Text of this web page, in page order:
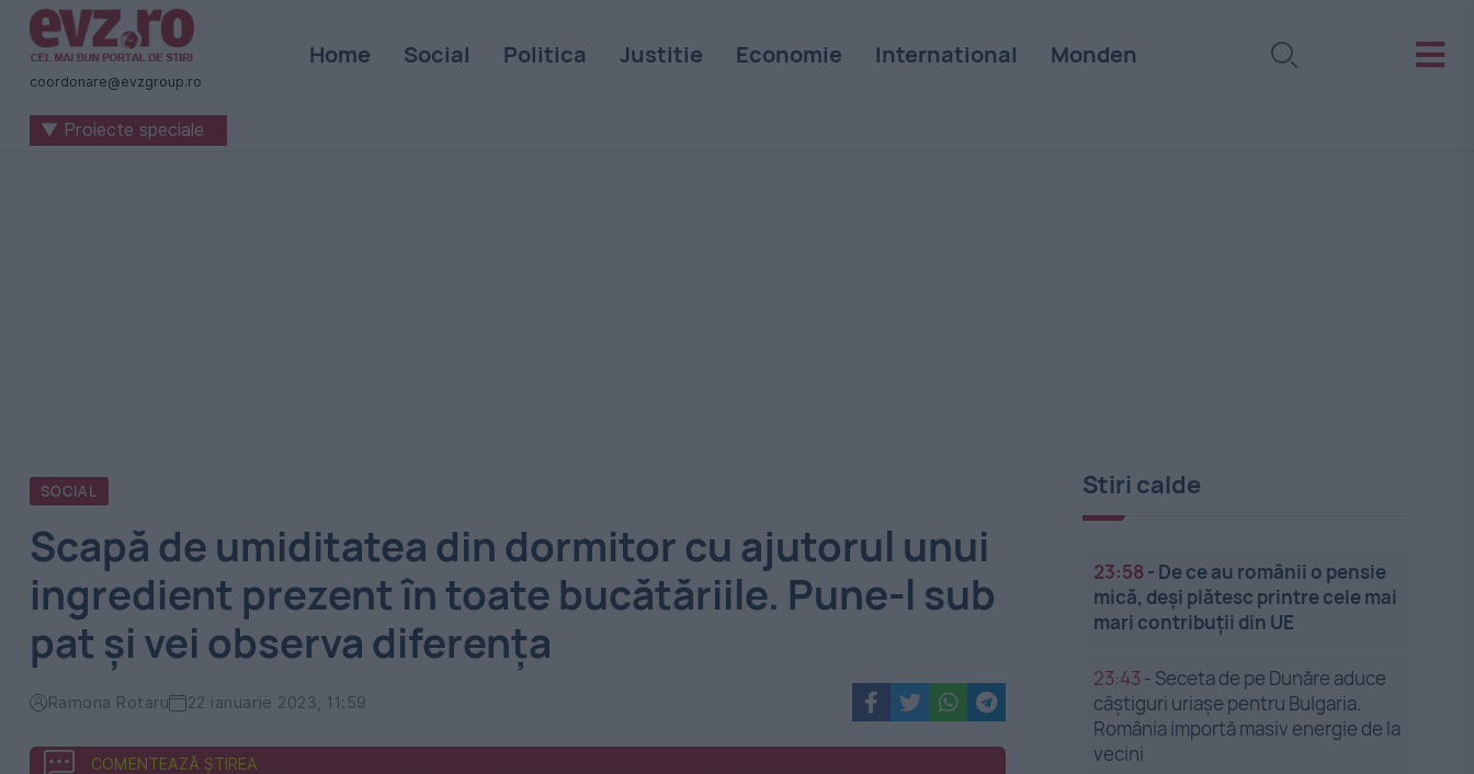
Știri
naționale
internaționale
coordonare@evzgroup.ro
Home Social Politica Justitie Economie International Monden
▼ Proiecte speciale
SOCIAL
Scapă de umiditatea din dormitor cu ajutorul unui
ingredient prezent în toate bucătăriile. Pune-l sub
pat și vei observa diferența
Ramona Rotaru 22 ianuarie 2023, 11:59
COMENTEAZĂ ȘTIREA
Stiri calde
23:58 - De ce au românii o pensie
mică, deși plătesc printre cele mai
mari contribuții din UE
23:43 - Seceta de pe Dunăre aduce
câștiguri uriașe pentru Bulgaria.
România importă masiv energie de la
vecini